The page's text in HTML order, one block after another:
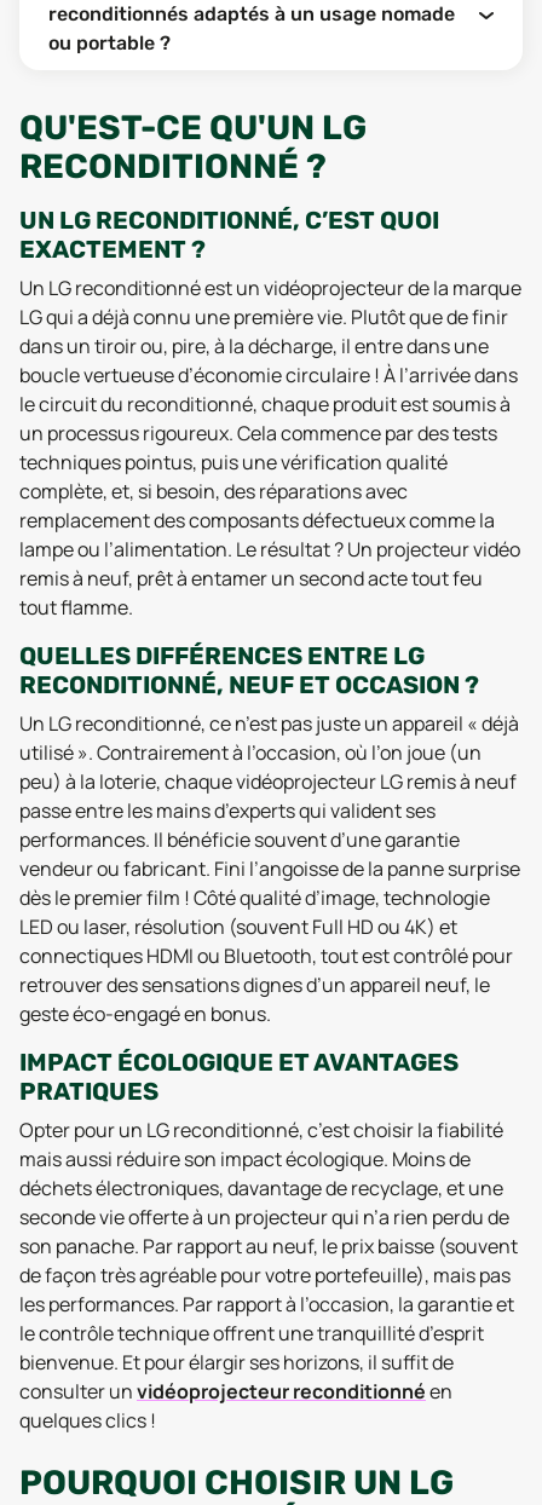
reconditionnés adaptés à un usage nomade
ou portable ?
QU'EST-CE QU'UN LG
RECONDITIONNÉ ?
UN LG RECONDITIONNÉ, C’EST QUOI
EXACTEMENT ?
Un LG reconditionné est un vidéoprojecteur de la marque
LG qui a déjà connu une première vie. Plutôt que de finir
dans un tiroir ou, pire, à la décharge, il entre dans une
boucle vertueuse d’économie circulaire ! À l’arrivée dans
le circuit du reconditionné, chaque produit est soumis à
un processus rigoureux. Cela commence par des tests
techniques pointus, puis une vérification qualité
complète, et, si besoin, des réparations avec
remplacement des composants défectueux comme la
lampe ou l’alimentation. Le résultat ? Un projecteur vidéo
remis à neuf, prêt à entamer un second acte tout feu
tout flamme.
QUELLES DIFFÉRENCES ENTRE LG
RECONDITIONNÉ, NEUF ET OCCASION ?
Un LG reconditionné, ce n’est pas juste un appareil « déjà
utilisé ». Contrairement à l’occasion, où l’on joue (un
peu) à la loterie, chaque vidéoprojecteur LG remis à neuf
passe entre les mains d’experts qui valident ses
performances. Il bénéficie souvent d’une garantie
vendeur ou fabricant. Fini l’angoisse de la panne surprise
dès le premier film ! Côté qualité d’image, technologie
LED ou laser, résolution (souvent Full HD ou 4K) et
connectiques HDMI ou Bluetooth, tout est contrôlé pour
retrouver des sensations dignes d’un appareil neuf, le
geste éco-engagé en bonus.
IMPACT ÉCOLOGIQUE ET AVANTAGES
PRATIQUES
Opter pour un LG reconditionné, c’est choisir la fiabilité
mais aussi réduire son impact écologique. Moins de
déchets électroniques, davantage de recyclage, et une
seconde vie offerte à un projecteur qui n’a rien perdu de
son panache. Par rapport au neuf, le prix baisse (souvent
de façon très agréable pour votre portefeuille), mais pas
les performances. Par rapport à l’occasion, la garantie et
le contrôle technique offrent une tranquillité d’esprit
bienvenue. Et pour élargir ses horizons, il suffit de
consulter unvidéoprojecteur reconditionnéen
quelques clics !
POURQUOI CHOISIR UN LG